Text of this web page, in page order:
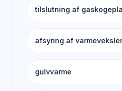
tilslutning af
afsyring af varmeveksler
gulvvarme